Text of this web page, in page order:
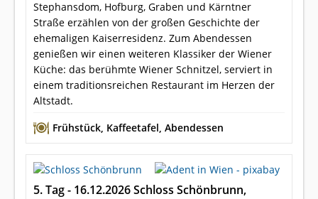
Stephansdom, Hofburg, Graben und Kärntner
Straße erzählen von der großen Geschichte der
ehemaligen Kaiserresidenz. Zum Abendessen
genießen wir einen weiteren Klassiker der Wiener
Küche: das berühmte Wiener Schnitzel, serviert in
einem traditionsreichen Restaurant im Herzen der
Altstadt.
Frühstück, Kaffeetafel, Abendessen
5. Tag - 16.12.2026 Schloss Schönbrunn,